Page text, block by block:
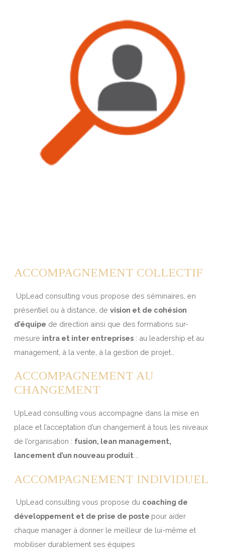
ACCOMPAGNEMENT COLLECTIF
UpLead consulting vous propose des séminaires, en
présentiel ou à distance, de vision et de cohésion
d’équipe de direction ainsi que des formations sur-
mesure intra et inter entreprises : au leadership et au
management, à la vente, à la gestion de projet…
ACCOMPAGNEMENT AU
CHANGEMENT
UpLead consulting vous accompagne dans la mise en
place et l’acceptation d’un changement à tous les niveaux
de l’organisation : fusion, lean management,
lancement d’un nouveau produit
ACCOMPAGNEMENT INDIVIDUEL
UpLead consulting vous propose du coaching de
développement et de prise de poste pour aider
chaque manager à donner le meilleur de lui-même et
mobiliser durablement ses équipes